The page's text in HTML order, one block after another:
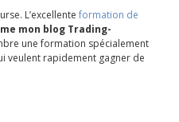
L’excellente formation de
mon blog Trading-
une formation spécialement
veulent rapidement gagner de